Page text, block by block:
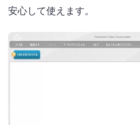
安心して使えます。